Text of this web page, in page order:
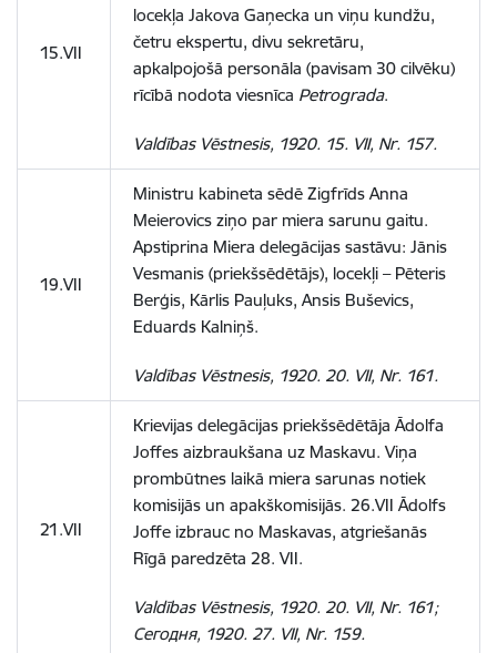
15.VII
locekļa Jakova Gaņecka un viņu kundžu,
četru ekspertu, divu sekretāru,
apkalpojošā personāla (pavisam 30 cilvēku)
rīcībā nodota viesnīca Petrograda.
Valdības Vēstnesis, 1920. 15. VII, Nr. 157.
19.VII
Ministru kabineta sēdē Zigfrīds Anna
Meierovics ziņo par miera sarunu gaitu.
Apstiprina Miera delegācijas sastāvu: Jānis
Vesmanis (priekšsēdētājs), locekļi – Pēteris
Berģis, Kārlis Pauļuks, Ansis Buševics,
Eduards Kalniņš.
Valdības Vēstnesis, 1920. 20. VII, Nr. 161.
21.VII
Krievijas delegācijas priekšsēdētāja Ādolfa
Joffes aizbraukšana uz Maskavu. Viņa
prombūtnes laikā miera sarunas notiek
komisijās un apakškomisijās. 26.VII Ādolfs
Joffe izbrauc no Maskavas, atgriešanās
Rīgā paredzēta 28. VII.
Valdības Vēstnesis, 1920. 20. VII, Nr. 161;
Сегодня, 1920. 27. VII, Nr. 159.